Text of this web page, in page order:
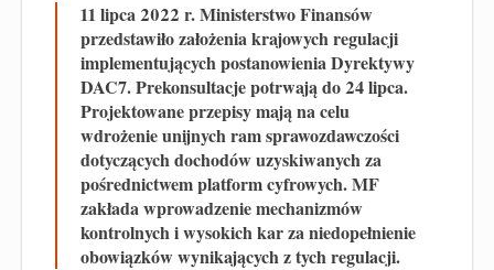
11 lipca 2022 r. Ministerstwo Finansów
przedstawiło założenia krajowych regulacji
implementujących postanowienia Dyrektywy
DAC7. Prekonsultacje potrwają do 24 lipca.
Projektowane przepisy mają na celu
wdrożenie unijnych ram sprawozdawczości
dotyczących dochodów uzyskiwanych za
pośrednictwem platform cyfrowych. MF
zakłada wprowadzenie mechanizmów
kontrolnych i wysokich kar za niedopełnienie
obowiązków wynikających z tych regulacji.